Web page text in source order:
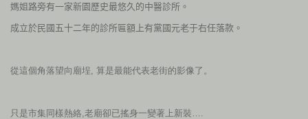
媽姐路旁有一家新園歷史最悠久的中醫診所。
成立於民國五十二年的診所匾額上有黨國元老于右任落款。
從這個角落望向廟埕, 算是最能代表老街的影像了。
只是市集同樣熱絡,老廟卻已搖身一變著上新裝….